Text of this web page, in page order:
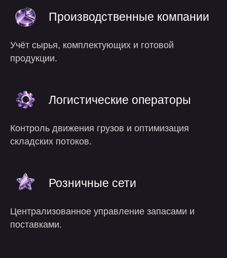
Производственные компании
Учёт сырья, комплектующих и готовой
продукции.
Логистические операторы
Контроль движения грузов и оптимизация
складских потоков.
Розничные сети
Централизованное управление запасами и
поставками.
преимущества